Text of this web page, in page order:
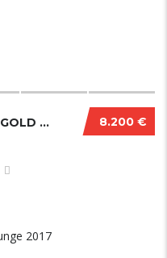
8.200 €
LANCIA YPSILON 1.2 BENZINA GOLD 44000 KM